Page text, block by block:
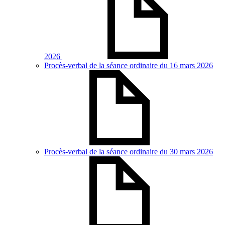
2026
Procès-verbal de la séance ordinaire du 16 mars 2026
Procès-verbal de la séance ordinaire du 30 mars 2026